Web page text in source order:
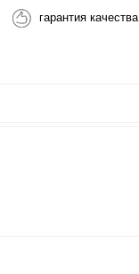
гарантия качества